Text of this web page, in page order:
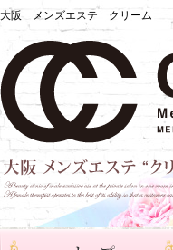
大阪 メンズエステ クリーム